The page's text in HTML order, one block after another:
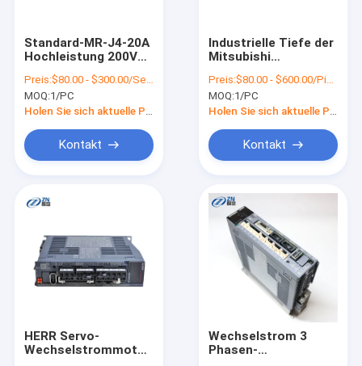
Standard-MR-J4-20A
Hochleistung 200V
Antriebs-
Preis:$80.00 - $300.00/Sets
MOQ:1/PC
Kontakt
Industrielle Tiefe der
Mitsubishi
MR-J2S-60A 168mm
Höhen-135mm
Preis:$80.00 - $600.00/Pieces
MOQ:1/PC
Kontakt
HERR Servo-
Wechselstrommotor
Wechselstrom 3
Phasen-